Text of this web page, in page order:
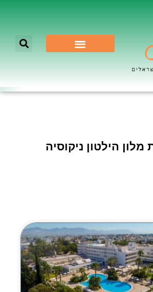
מלון הילטון ניקוסיה